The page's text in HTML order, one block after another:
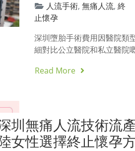
人流手術,無痛人流,終
止懷孕
深圳墮胎手術費用因醫院類
細對比公立醫院和私立醫院
Read More
圳無痛人流技術流
女性選擇終止懷孕